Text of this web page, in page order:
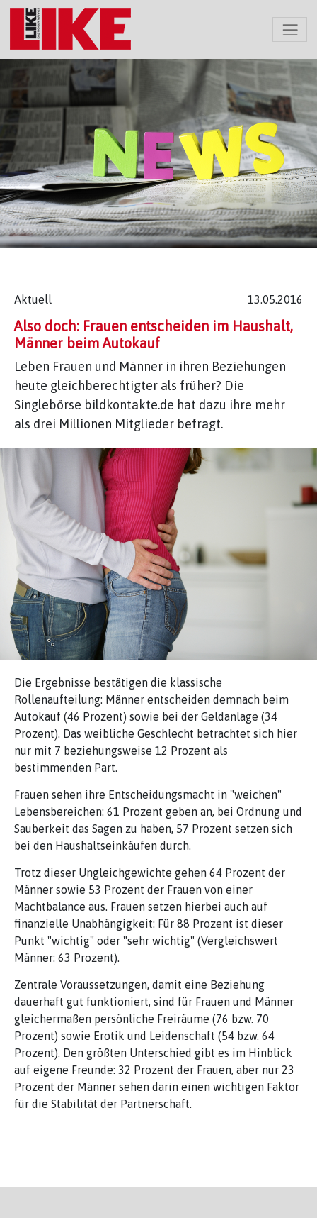
Aktuell 13.05.2016
Also doch: Frauen entscheiden im Haushalt,
Männer beim Autokauf
Leben Frauen und Männer in ihren Beziehungen
heute gleichberechtigter als früher? Die
Singlebörse bildkontakte.de hat dazu ihre mehr
als drei Millionen Mitglieder befragt.
Die Ergebnisse bestätigen die klassische
Rollenaufteilung: Männer entscheiden demnach beim
Autokauf (46 Prozent) sowie bei der Geldanlage (34
Prozent). Das weibliche Geschlecht betrachtet sich hier
nur mit 7 beziehungsweise 12 Prozent als
bestimmenden Part.
Frauen sehen ihre Entscheidungsmacht in "weichen"
Lebensbereichen: 61 Prozent geben an, bei Ordnung und
Sauberkeit das Sagen zu haben, 57 Prozent setzen sich
bei den Haushaltseinkäufen durch.
Trotz dieser Ungleichgewichte gehen 64 Prozent der
Männer sowie 53 Prozent der Frauen von einer
Machtbalance aus. Frauen setzen hierbei auch auf
finanzielle Unabhängigkeit: Für 88 Prozent ist dieser
Punkt "wichtig" oder "sehr wichtig" (Vergleichswert
Männer: 63 Prozent).
Zentrale Voraussetzungen, damit eine Beziehung
dauerhaft gut funktioniert, sind für Frauen und Männer
gleichermaßen persönliche Freiräume (76 bzw. 70
Prozent) sowie Erotik und Leidenschaft (54 bzw. 64
Prozent). Den größten Unterschied gibt es im Hinblick
auf eigene Freunde: 32 Prozent der Frauen, aber nur 23
Prozent der Männer sehen darin einen wichtigen Faktor
für die Stabilität der Partnerschaft.